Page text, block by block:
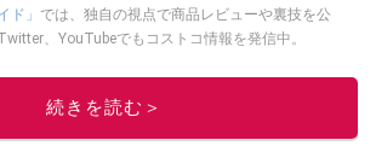
ド」 では、独自の視点で商品レビューや裏技を公
、YouTubeでもコストコ情報を発信中。
このイチオシストの他の記事を読む
続きを読む＞